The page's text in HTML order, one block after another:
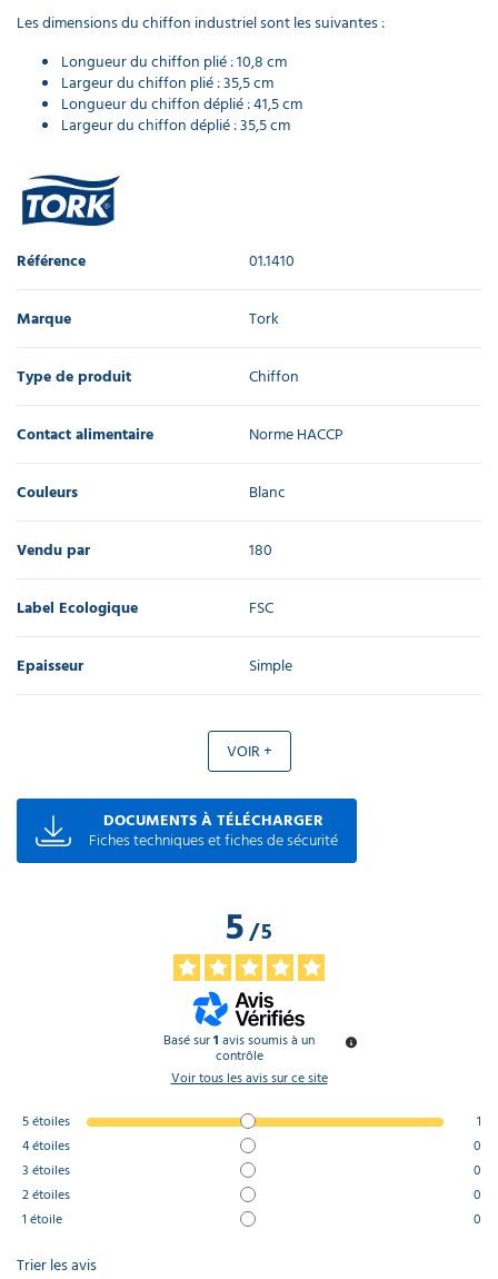
Les dimensions du chiffon industriel sont les suivantes :
Longueur du chiffon plié : 10,8 cm
Largeur du chiffon plié : 35,5 cm
Longueur du chiffon déplié : 41,5 cm
Largeur du chiffon déplié : 35,5 cm
Référence 01.1410
Marque Tork
Type de produit Chiffon
Contact alimentaire Norme HACCP
Couleurs Blanc
Vendu par 180
Label Ecologique FSC
Epaisseur Simple
VOIR +
DOCUMENTS À TÉLÉCHARGER
Fiches techniques et fiches de sécurité
5/5
Basé sur1 avis soumis à un
contrôle
Voir tous les avis sur ce site
5étoiles
1
4étoiles
0
3 étoiles
0
2étoiles
0
1 étoile 0
Trier les avis